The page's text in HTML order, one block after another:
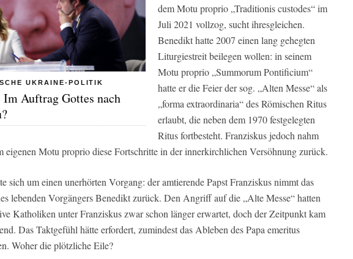
UKRAINE-POLITIK
Auftrag Gottes nach
dem Motu proprio „Traditionis custodes“ im
Juli 2021 vollzog, sucht ihresgleichen.
Benedikt hatte 2007 einen lang gehegten
Liturgiestreit beilegen wollen: in seinem
Motu proprio „Summorum Pontificium“
hatte er die Feier der sog. „Alten Messe“ als
„forma extraordinaria“ des Römischen Ritus
erlaubt, die neben dem 1970 festgelegten
Ritus fortbesteht. Franziskus jedoch nahm
eigenen Motu proprio diese Fortschritte in der innerkirchlichen Versöhnung zurück.
sich um einen unerhörten Vorgang: der amtierende Papst Franziskus nimmt das
lebenden Vorgängers Benedikt zurück. Den Angriff auf die „Alte Messe“ hatten
Katholiken unter Franziskus zwar schon länger erwartet, doch der Zeitpunkt kam
Das Taktgefühl hätte erfordert, zumindest das Ableben des Papa emeritus
Woher die plötzliche Eile?